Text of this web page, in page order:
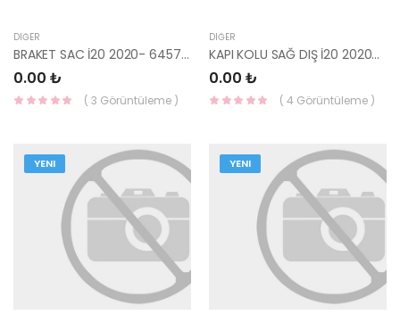
DIĞER
BRAKET SAC İ20 2020- 64577-Q0000-HMC
0.00 ₺
( 3 Görüntüleme )
DIĞER
KAPI KOLU SAĞ DIŞ İ20 2020- 82661-Q0010-HMC
0.00 ₺
( 4 Görüntüleme )
YENI YENI